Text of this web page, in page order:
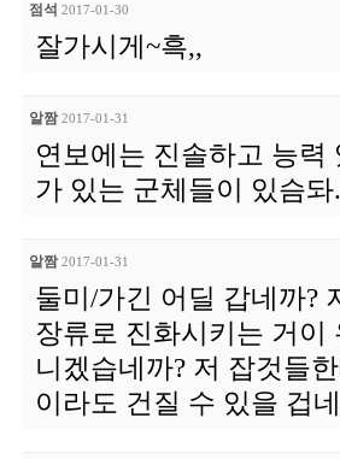
점석 2017-01-30
잘가시게~흑,,
알짬 2017-01-31
연보에는 진솔하고 능력
가 있는 군체들이 있슴
알짬 2017-01-31
둘미/가긴 어딜 갑네까?
장류로 진화시키는 거이
니겠습네까? 저 잡것들
이라도 건질 수 있을 겁